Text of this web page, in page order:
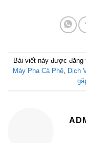
Bài viết này được đăng
Máy Pha Cà Phê, Dịch